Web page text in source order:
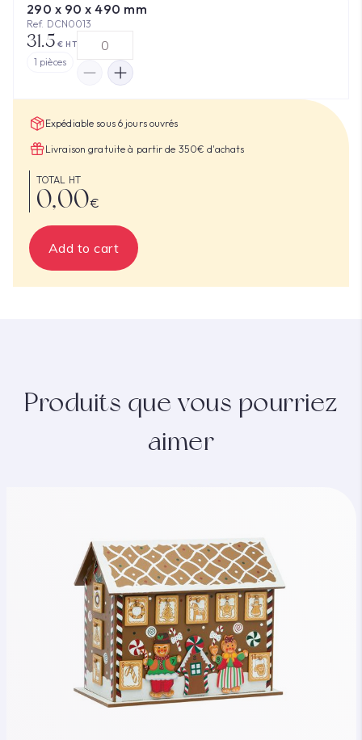
290 x 90 x 490 mm
Ref. DCN0013
31.5 € HT
1 pièces
Expédiable sous 6 jours ouvrés
Livraison gratuite à partir de 350€ d'achats
TOTAL HT
0,00€
Add to cart
Produits que vous pourriez
aimer